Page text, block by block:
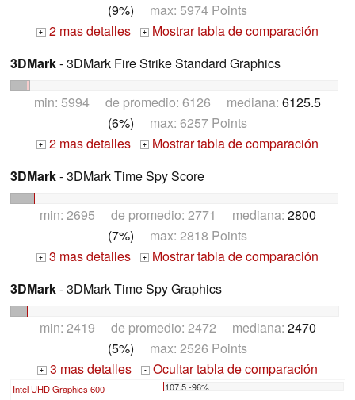
(9%) max: 5974 Points
+ 2 mas detalles +
Mostrar tabla de comparación
3DMark- 3DMark Fire Strike Standard Graphics
min: 5994 de promedio: 6126 mediana: 6125.5
(6%) max: 6257 Points
+ 2 mas detalles +
Mostrar tabla de comparación
3DMark- 3DMark Time Spy Score
min: 2695 de promedio: 2771 mediana: 2800
(7%) max: 2818 Points
+ 3 mas detalles +
Mostrar tabla de comparación
3DMark- 3DMark Time Spy Graphics
min: 2419 de promedio: 2472 mediana: 2470
(5%) max: 2526 Points
+ 3 mas detalles - Ocultar tabla de comparación
Intel UHD Graphics 600 107.5 -96%